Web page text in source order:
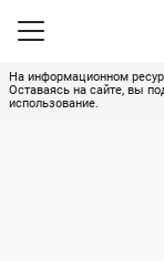
На информационном
Оставаясь на сайте, вы
использование.